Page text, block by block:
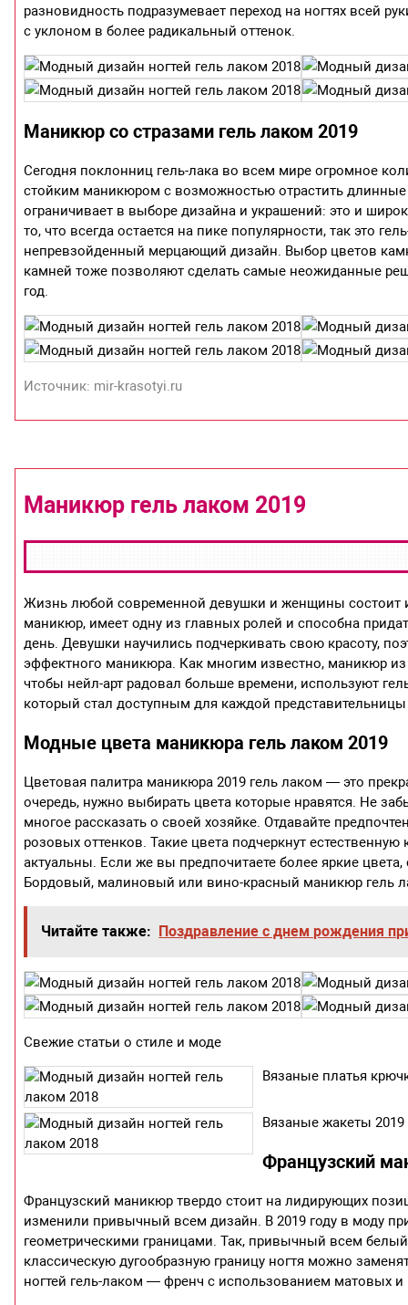
разновидность подразумевает переход на ногтях всей
с уклоном в более радикальный оттенок.
Маникюр со стразами гель лаком 2019
Сегодня поклонниц гель-лака во всем мире огромное
стойким маникюром с возможностью отрастить
ограничивает в выборе дизайна и украшений: это и
то, что всегда остается на пике популярности, так это
непревзойденный мерцающий дизайн. Выбор цветов
камней тоже позволяют сделать самые неожиданные
год.
Источник: mir-krasotyi.ru
Маникюр гель лаком 2019
Жизнь любой современной девушки и женщины состоит
маникюр, имеет одну из главных ролей и способна
день. Девушки научились подчеркивать свою красоту,
эффектного маникюра. Как многим известно, маникюр
чтобы нейл-арт радовал больше времени, используют
который стал доступным для каждой
Модные цвета маникюра гель лаком 2019
Цветовая палитра маникюра 2019 гель лаком — это
очередь, нужно выбирать цвета которые нравятся. Не
многое рассказать о своей хозяйке. Отдавайте
розовых оттенков. Такие цвета подчеркнут
актуальны. Если же вы предпочитаете более яркие
Бордовый, малиновый или вино-красный маникюр гель
Читайте также: Поздравление с днем рождения
Свежие статьи о стиле и моде
Вязаные платья
Вязаные жакеты 2019
Французский
Французский маникюр твердо стоит на лидирующих
изменили привычный всем дизайн. В 2019 году в моду
геометрическими границами. Так, привычный всем
классическую дугообразную границу ногтя можно
ногтей гель-лаком — френч с использованием матовых и